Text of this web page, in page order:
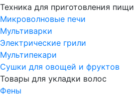
Техника для приготовления пищи
Микроволновые печи
Мультиварки
Электрические грили
Мультипекари
Сушки для овощей и фруктов
Товары для укладки волос
Фены